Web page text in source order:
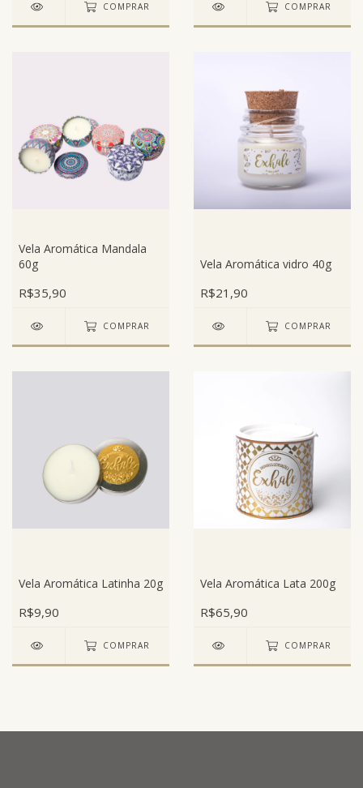
COMPRAR COMPRAR
Vela Aromática Mandala
60g
R$35,90
COMPRAR
Vela Aromática vidro 40g
R$21,90
COMPRAR
Vela Aromática Latinha 20g
R$9,90
COMPRAR
Vela Aromática Lata 200g
R$65,90
COMPRAR